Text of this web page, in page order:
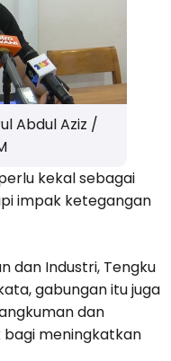
Abdul Aziz /
kekal sebagai
impak ketegangan
dan Industri, Tengku
gabungan itu juga
dan
meningkatkan